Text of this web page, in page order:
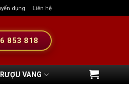
dụng Liên hệ
853 818
VANG